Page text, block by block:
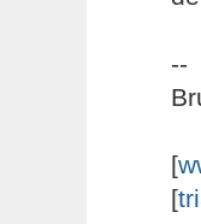
--
[
[